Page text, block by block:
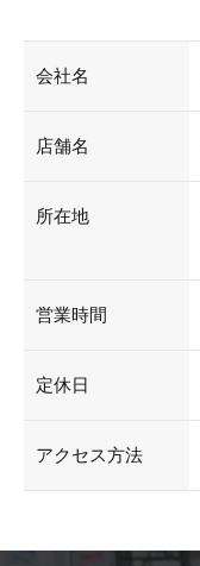
会社名
店舗名
所在地
営業時間
定休日
アクセス方法